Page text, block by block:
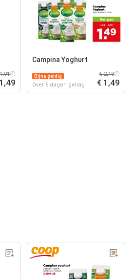
Campina Yoghurt
Bijna geldig
Over 5 dagen geldig
€ 2,19
€ 1,49